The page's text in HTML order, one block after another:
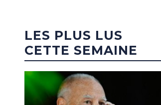
LES PLUS LUS
CETTE SEMAINE